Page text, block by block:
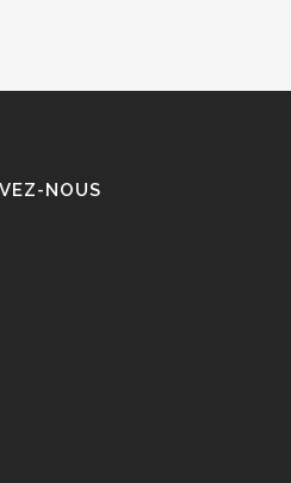
NOUS